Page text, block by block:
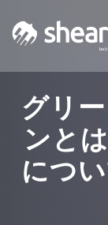
グリ
ンと
につ